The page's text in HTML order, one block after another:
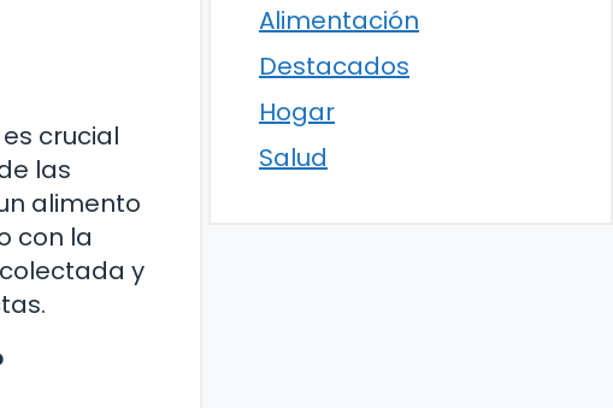
es crucial
las
alimento
con la
y
Alimentación
Destacados
Hogar
Salud